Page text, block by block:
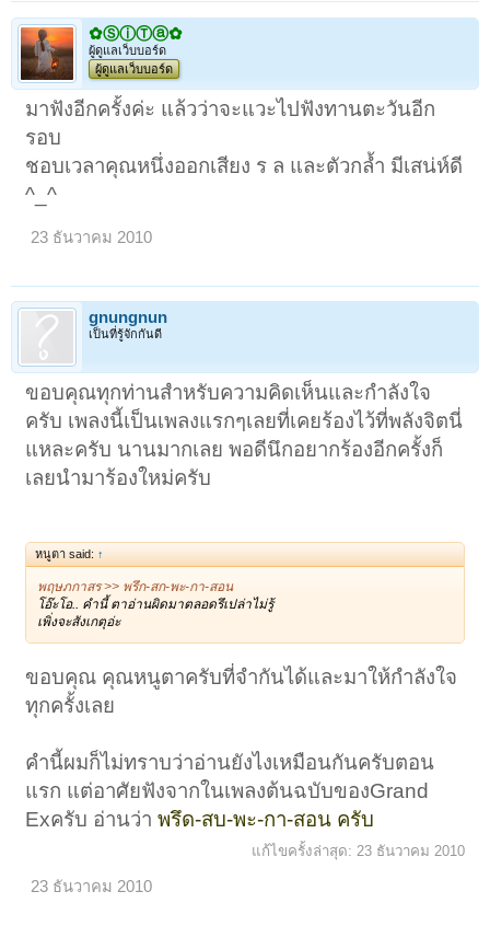
✿ⓈⓘⓉⓐ✿
ผู้ดูแลเว็บบอร์ด
ผู้ดูแลเว็บบอร์ด
มาฟังอีกครั้งค่ะ แล้วว่าจะแวะไปฟังทานตะวันอีก
รอบ
ชอบเวลาคุณหนึ่งออกเสียง ร ล และตัวกล้ำ มีเสน่ห์ดี
^_^
23 ธันวาคม 2010
gnungnun
เป็นที่รู้จักกันดี
ขอบคุณทุกท่านสำหรับความคิดเห็นและกำลังใจ
ครับ เพลงนี้เป็นเพลงแรกๆเลยที่เคยร้องไว้ที่พลังจิตนี่
แหละครับ นานมากเลย พอดีนึกอยากร้องอีกครั้งก็
เลยนำมาร้องใหม่ครับ
หนูตา said: ↑
พฤษภกาสร >> พรึก-สก-พะ-กา-สอน
โอ๊ะโอ.. คำนี้ ตาอ่านผิดมาตลอดรึเปล่าไม่รู้
เพิ่งจะสังเกตุอ่ะ
ขอบคุณ คุณหนูตาครับที่จำกันได้และมาให้กำลังใจ
ทุกครั้งเลย
คำนี้ผมก็ไม่ทราบว่าอ่านยังไงเหมือนกันครับตอน
แรก แต่อาศัยฟังจากในเพลงต้นฉบับของGrand
Exครับ อ่านว่าพรึด-สบ-พะ-กา-สอน ครับ
แก้ไขครั้งล่าสุด: 23 ธันวาคม 2010
23 ธันวาคม 2010